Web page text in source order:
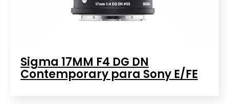
Sigma 17MM F4 DG DN
Contemporary para Sony E/FE